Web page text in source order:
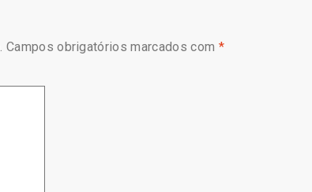
Campos obrigatórios marcados com *